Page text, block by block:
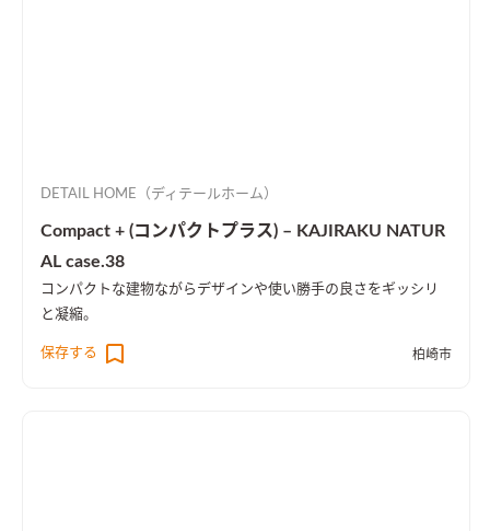
DETAIL HOME（ディテールホーム）
Compact + (コンパクトプラス) – KAJIRAKU NATUR
AL case.38
コンパクトな建物ながらデザインや使い勝手の良さをギッシリ
と凝縮。
保存する 柏崎市